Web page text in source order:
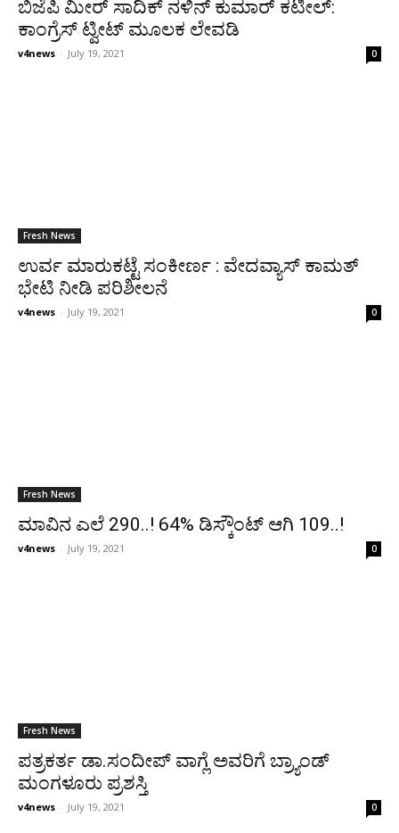
ಬಿಜೆಪಿ ಮೀರ್ ಸಾದಿಕ್ ನಳಿನ್ ಕುಮಾರ್ ಕಟೀಲ್:
ಕಾಂಗ್ರೆಸ್ ಟ್ವೀಟ್ ಮೂಲಕ ಲೇವಡಿ
v4news - July 19, 2021 0
Fresh News
ಉರ್ವ ಮಾರುಕಟ್ಟೆ ಸಂಕೀರ್ಣ : ವೇದವ್ಯಾಸ್ ಕಾಮತ್
ಭೇಟಿ ನೀಡಿ ಪರಿಶೀಲನೆ
v4news - July 19, 2021 0
Fresh News
ಮಾವಿನ ಎಲೆ 290..! 64% ಡಿಸ್ಕೌಂಟ್ ಆಗಿ 109..!
v4news - July 19, 2021 0
Fresh News
ಪತ್ರಕರ್ತ ಡಾ.ಸಂದೀಪ್ ವಾಗ್ಲೆ ಅವರಿಗೆ ಬ್ರ್ಯಾಂಡ್
ಮಂಗಳೂರು ಪ್ರಶಸ್ತಿ
v4news - July 19, 2021 0